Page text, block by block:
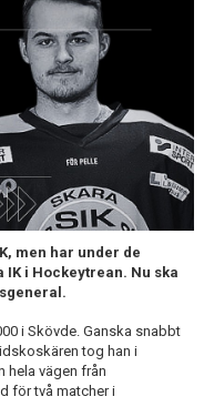
men har under de
i Hockeytrean. Nu ska
i Skövde. Ganska snabbt
tog han i
hela vägen från
för två matcher i